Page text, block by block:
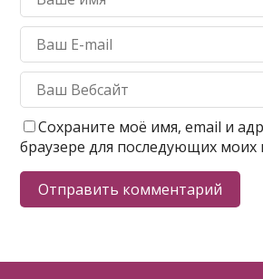
Сохраните моё имя, email и
браузере для последующих